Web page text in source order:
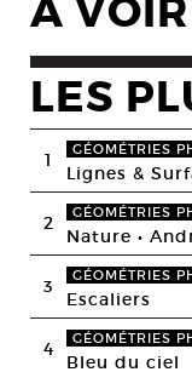
A
LES
1 GÉOMÉTRIES
Lignes &
2 GÉOMÉTRIES
Nature •
3 GÉOMÉTRIES
Escaliers
4 GÉOMÉTRIES
Bleu du ciel